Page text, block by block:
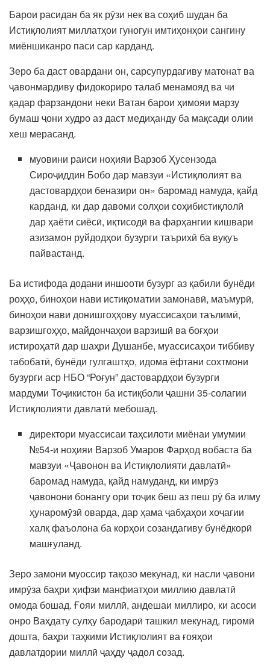
Барои расидан ба як рӯзи нек ва соҳиб шудан ба
Истиқлолият миллатҳои гуногун имтиҳонҳои сангину
миёншиканро паси сар карданд.
Зеро ба даст овардани он, сарсупурдагиву матонат ва
ҷавонмардиву фидокориро талаб менамояд ва чи
қадар фарзандони неки Ватан барои ҳимояи марзу
бумаш ҷони худро аз даст медиҳанду ба мақсади олии
хеш мерасанд.
муовини раиси ноҳияи Варзоб Ҳусензода
Сироҷиддин Бобо дар мавзуи «Истиқлолият ва
дастовардҳои беназири он» баромад намуда, қайд
карданд, ки дар давоми солҳои соҳибистиқлолӣ
дар ҳаёти сиёсӣ, иқтисодӣ ва фарҳангии кишвари
азизамон руйдодҳои бузурги таърихӣ ба вуқуъ
пайвастанд.
Ба истифода додани иншооти бузург аз қабили бунёди
роҳҳо, биноҳои нави истиқоматии замонавӣ, маъмурӣ,
биноҳои нави донишгоҳҳову муассисаҳои таълимӣ,
варзишгоҳҳо, майдончаҳои варзишӣ ва боғҳои
истироҳатӣ дар шаҳри Душанбе, муассисаҳои тиббиву
табобатӣ, бунёди гулгаштҳо, идома ёфтани сохтмони
бузурги аср НБО “Роғун” дастовардҳои бузурги
мардуми Тоҷикистон ба истиқболи ҷашни 35-солагии
Истиқлолияти давлатӣ мебошад.
директори муассисаи таҳсилоти миёнаи умумии
№54-и ноҳияи Варзоб Умаров Фарҳод вобаста ба
мавзуи «Ҷавонон ва Истиқлолияти давлатӣ»
баромад намуда, қайд намуданд, ки имрӯз
ҷавонони бонангу ори тоҷик беш аз пеш рӯ ба илму
ҳунаромӯзӣ оварда, дар ҳама ҷабҳаҳои хоҷагии
халқ фаъолона ба корҳои созандагиву бунёдкорӣ
машғуланд.
Зеро замони муоссир тақозо мекунад, ки насли ҷавони
имрӯза баҳри ҳифзи манфиатҳои миллию давлатӣ
омода бошад. Ғояи миллӣ, андешаи миллиро, ки асоси
онро Ваҳдату сулҳу бародарӣ ташкил мекунад, гиромӣ
дошта, баҳри таҳкими Истиқлолият ва ғояҳои
давлатдории миллӣ ҷаҳду ҷадол созад.